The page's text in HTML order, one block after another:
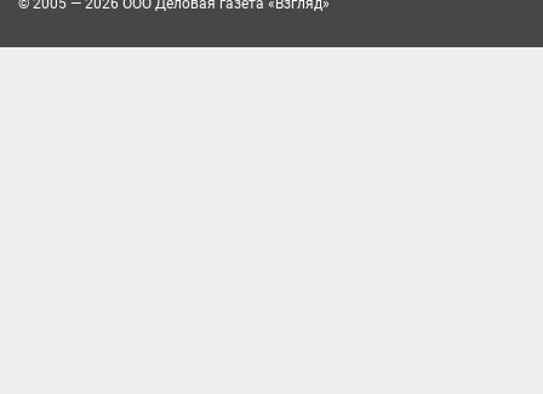
© 2005 — 2026 ООО Деловая газета «Взгляд»